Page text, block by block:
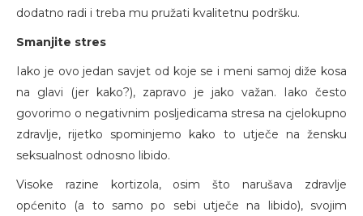
dodatno radi i treba mu pružati kvalitetnu podršku.
Smanjite stres
Iako je ovo jedan savjet od koje se i meni samoj diže kosa
na glavi (jer kako?), zapravo je jako važan. Iako često
govorimo o negativnim posljedicama stresa na cjelokupno
zdravlje, rijetko spominjemo kako to utječe na žensku
seksualnost odnosno libido.
Visoke razine kortizola, osim što narušava zdravlje
općenito (a to samo po sebi utječe na libido), svojim